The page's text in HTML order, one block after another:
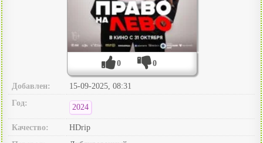
0 0
Добавлен:
15-09-2025, 08:31
Год:
2024
Качество:
HDrip